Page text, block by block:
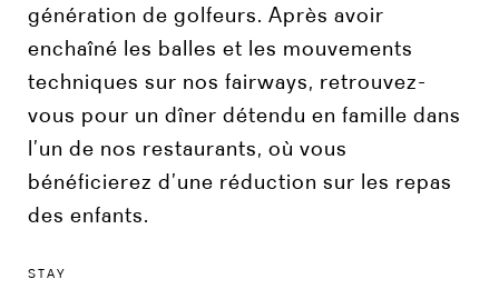
génération de golfeurs. Après avoir
enchaîné les balles et les mouvements
techniques sur nos fairways, retrouvez-
vous pour un dîner détendu en famille dans
l’un de nos restaurants, où vous
bénéficierez d’une réduction sur les repas
des enfants.
STAY